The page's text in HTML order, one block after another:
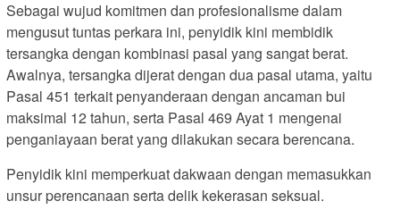
Sebagai wujud komitmen dan profesionalisme dalam
mengusut tuntas perkara ini, penyidik kini membidik
tersangka dengan kombinasi pasal yang sangat berat.
Awalnya, tersangka dijerat dengan dua pasal utama, yaitu
Pasal 451 terkait penyanderaan dengan ancaman bui
maksimal 12 tahun, serta Pasal 469 Ayat 1 mengenai
penganiayaan berat yang dilakukan secara berencana.
Penyidik kini memperkuat dakwaan dengan memasukkan
unsur perencanaan serta delik kekerasan seksual.